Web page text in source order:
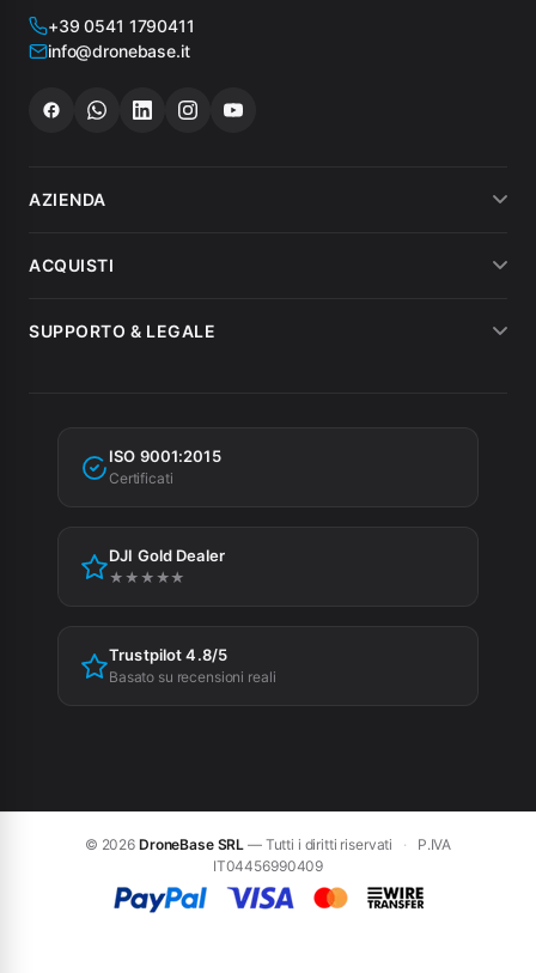
+39 0541 1790411
info@dronebase.it
AZIENDA
Chi siamo
Noleggio
ACQUISTI
Metodi di pagamento
Agevolazioni fiscali
SUPPORTO & LEGALE
Privacy Policy
Preferenze cookie
ISO 9001:2015
Certificati
DJI Gold Dealer
★★★★★
Trustpilot 4.8/5
Basato su recensioni reali
© 2026 DroneBase SRL — Tutti i diritti riservati ·
P.IVA
IT04456990409